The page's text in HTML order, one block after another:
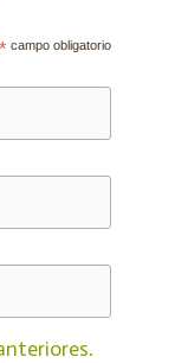
*campo obligatorio